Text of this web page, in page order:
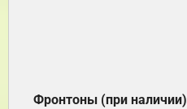
Фронтоны (при наличии)